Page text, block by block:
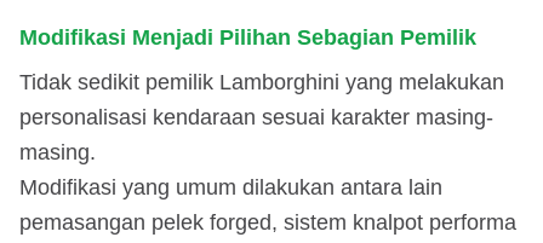
Modifikasi Menjadi Pilihan Sebagian Pemilik
Tidak sedikit pemilik Lamborghini yang melakukan
personalisasi kendaraan sesuai karakter masing-
masing.
Modifikasi yang umum dilakukan antara lain
pemasangan pelek forged, sistem knalpot performa